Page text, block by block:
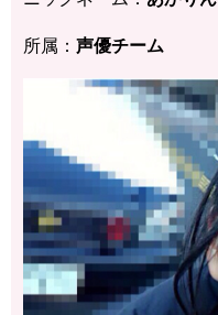
所属： 声優チーム